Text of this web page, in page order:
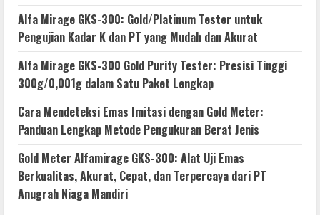
Alfa Mirage GKS-300: Gold/Platinum Tester untuk
Pengujian Kadar K dan PT yang Mudah dan Akurat
Alfa Mirage GKS-300 Gold Purity Tester: Presisi Tinggi
300g/0,001g dalam Satu Paket Lengkap
Cara Mendeteksi Emas Imitasi dengan Gold Meter:
Panduan Lengkap Metode Pengukuran Berat Jenis
Gold Meter Alfamirage GKS-300: Alat Uji Emas
Berkualitas, Akurat, Cepat, dan Terpercaya dari PT
Anugrah Niaga Mandiri